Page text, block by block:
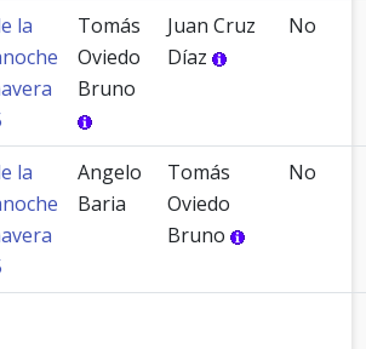
la
Tomás
Oviedo
Bruno
Juan Cruz
Díaz
No
la
Angelo
Baria
Tomás
Oviedo
Bruno
No